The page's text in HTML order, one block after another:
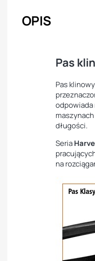
OPIS
Pas
Pas
długości.
Seria
na